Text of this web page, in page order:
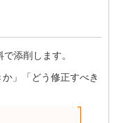
添削します。
」「どう修正すべき